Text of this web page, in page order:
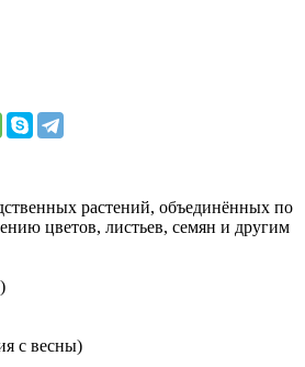
растений, объединённых по
цветов, листьев, семян и другим
с весны)